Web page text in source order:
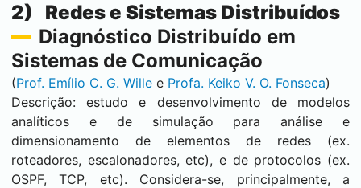
2) Redes e Sistemas Distribuídos
Diagnóstico Distribuído em
Sistemas de Comunicação
(Prof. Emílio C. G. Wille e Profa. Keiko V. O. Fonseca)
Descrição: estudo e desenvolvimento de modelos
analíticos e de simulação para análise e
dimensionamento de elementos de redes (ex.
roteadores, escalonadores, etc), e de protocolos (ex.
OSPF, TCP, etc). Considera-se, principalmente, a